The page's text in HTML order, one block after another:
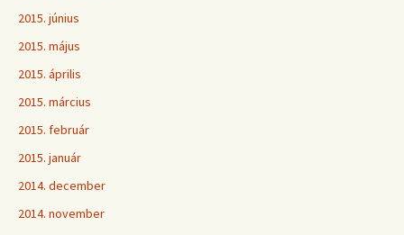
2015. június
2015. május
2015. április
2015. március
2015. február
2015. január
2014. december
2014. november